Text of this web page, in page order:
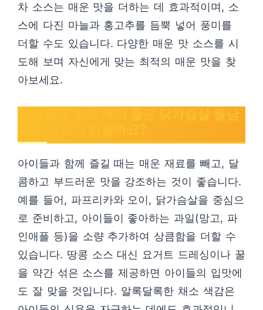
차 소스는 매운 맛을 더하는 데 효과적이며, 소
스에 다진 마늘과 홍고추를 듬뿍 넣어 풍미를
더할 수도 있습니다. 다양한 매운 맛 소스를 시
도해 보며 자신에게 맞는 최적의 매운 맛을 찾
아보세요.
아이들과 함께 즐길 때는 매운 재료를 빼고, 달
콤하고 부드러운 맛을 강조하는 것이 좋습니다.
예를 들어, 파프리카와 오이, 닭가슴살을 중심으
로 준비하고, 아이들이 좋아하는 과일(망고, 파
인애플 등)을 소량 추가하여 상큼함을 더할 수
있습니다. 땅콩 소스 대신 요거트 드레싱이나 꿀
을 약간 섞은 소스를 제공하면 아이들의 입맛에
도 잘 맞을 것입니다. 알록달록한 채소 색감은